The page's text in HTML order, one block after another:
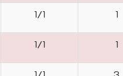
1/1 1
1/1 1